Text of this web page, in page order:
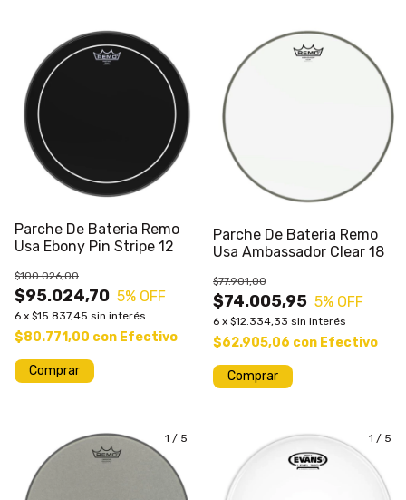
Parche De Bateria Remo
Usa Ebony Pin Stripe 12
$95.024,70
$100.026,00
5% OFF
6 x $15.837,45 sin interés
$80.771,00 con Efectivo
Parche De Bateria Remo
Usa Ambassador Clear 18
$74.005,95
$77.901,00
5% OFF
6 x $12.334,33 sin interés
$62.905,06 con Efectivo
1 / 5 1 / 5